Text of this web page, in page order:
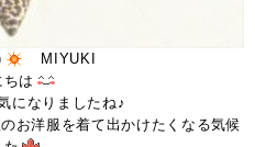
MIYUKI
ちは
になりましたね♪
お洋服を着て出かけたくなる気候